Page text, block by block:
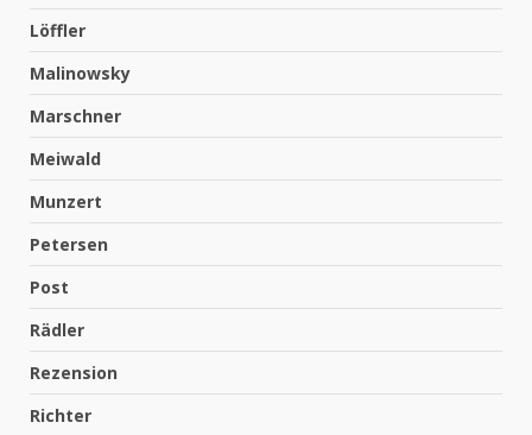
Löffler
Malinowsky
Marschner
Meiwald
Munzert
Petersen
Post
Rädler
Rezension
Richter